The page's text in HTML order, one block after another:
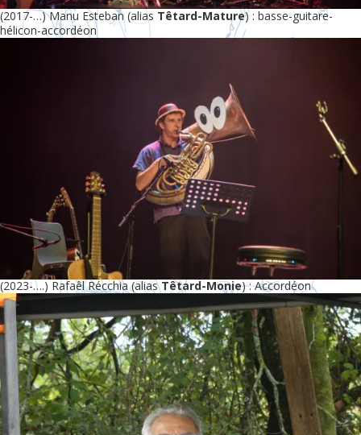
(2017-…) Manu Esteban (alias Têtard-Mature) : basse-guitare-
hélicon-accordéon
(2023-….) Rafaêl Récchia (aliasTêtard-Monie) : Accordéon